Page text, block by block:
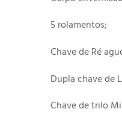
5 rolamentos;
Chave de Ré
Dupla chave de
Chave de trilo